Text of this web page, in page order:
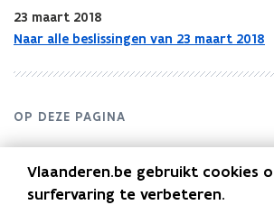
functie
basisbereikbaarheid
23 maart 2018
Naar alle beslissingen van 23 maart 2018
OP DEZE PAGINA
Samenvatting
Documenten
Vlaanderen.be gebruikt cookies
surfervaring te verbeteren.